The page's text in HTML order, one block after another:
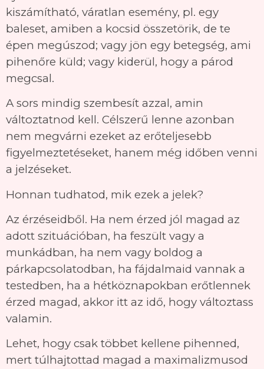
kiszámítható, váratlan esemény, pl. egy
baleset, amiben a kocsid összetörik, de te
épen megúszod; vagy jön egy betegség, ami
pihenőre küld; vagy kiderül, hogy a párod
megcsal.
A sors mindig szembesít azzal, amin
változtatnod kell. Célszerű lenne azonban
nem megvárni ezeket az erőteljesebb
figyelmeztetéseket, hanem még időben venni
a jelzéseket.
Honnan tudhatod, mik ezek a jelek?
Az érzéseidből. Ha nem érzed jól magad az
adott szituációban, ha feszült vagy a
munkádban, ha nem vagy boldog a
párkapcsolatodban, ha fájdalmaid vannak a
testedben, ha a hétköznapokban erőtlennek
érzed magad, akkor itt az idő, hogy változtass
valamin.
Lehet, hogy csak többet kellene pihenned,
mert túlhajtottad magad a maximalizmusod